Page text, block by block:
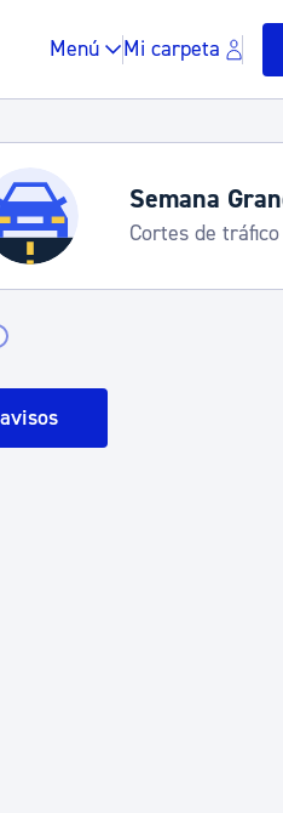
Menú Mi carpeta
Espacio público,
Semana
Cortes de